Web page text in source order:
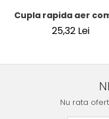
Cupla rapida aer
25,32 Lei
Nu rata